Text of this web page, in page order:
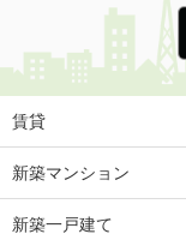
賃貸
新築マンション
新築一戸建て